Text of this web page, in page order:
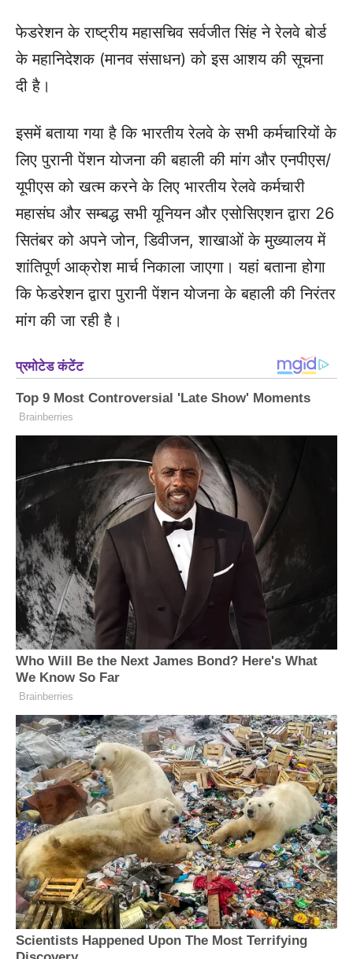
फेडरेशन के राष्ट्रीय महासचिव सर्वजीत सिंह ने रेलवे बोर्ड
के महानिदेशक (मानव संसाधन) को इस आशय की सूचना
दी है।
इसमें बताया गया है कि भारतीय रेलवे के सभी कर्मचारियों के
लिए पुरानी पेंशन योजना की बहाली की मांग और एनपीएस/
यूपीएस को खत्म करने के लिए भारतीय रेलवे कर्मचारी
महासंघ और सम्बद्ध सभी यूनियन और एसोसिएशन द्वारा 26
सितंबर को अपने जोन, डिवीजन, शाखाओं के मुख्यालय में
शांतिपूर्ण आक्रोश मार्च निकाला जाएगा। यहां बताना होगा
कि फेडरेशन द्वारा पुरानी पेंशन योजना के बहाली की निरंतर
मांग की जा रही है।